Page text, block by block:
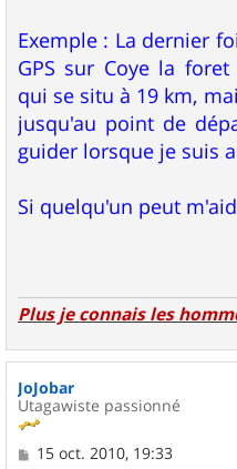
Exemple : La dernier
GPS sur Coye la
qui se situ à 19 km,
jusqu'au point de
guider lorsque je suis
Si quelqu'un peut
Plus je connais les
JoJobar
Utagawiste passionné
M15 oct. 2010, 19:33